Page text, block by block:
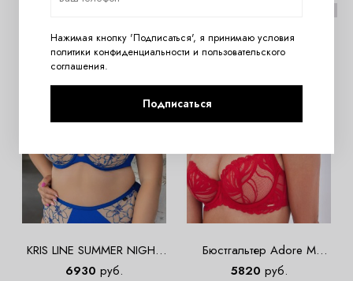
KRIS LINE SUMMER NIGHT
Halfcupsoft Бюст
6930 руб.
Бюстгальтер Adore M
Balconette Red
5820 руб.
Нажимая кнопку 'Подписаться', я принимаю условия
политики конфиденциальности и пользовательского
соглашения.
Подписаться